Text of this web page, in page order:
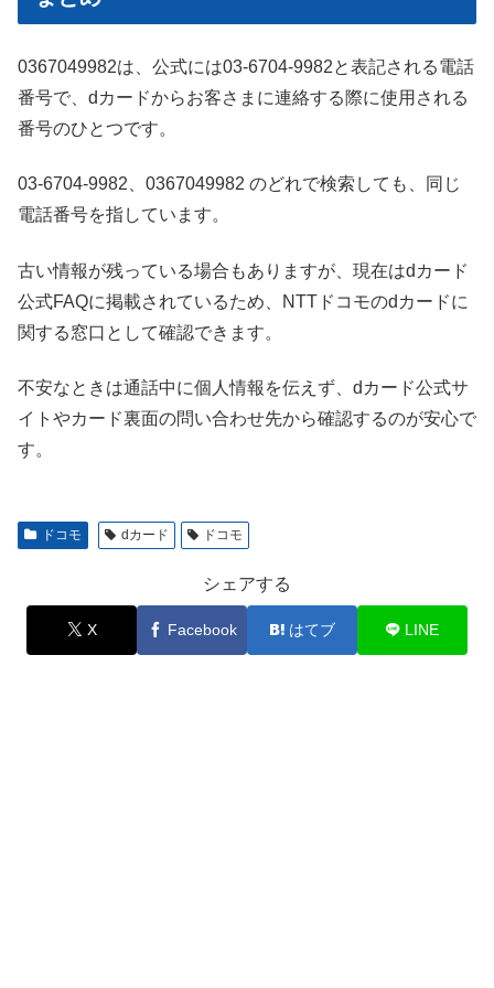
0367049982は、公式には03-6704-9982と表記される電話
番号で、dカードからお客さまに連絡する際に使用される
番号のひとつです。
03-6704-9982、0367049982 のどれで検索しても、同じ
電話番号を指しています。
古い情報が残っている場合もありますが、現在はdカード
公式FAQに掲載されているため、NTTドコモのdカードに
関する窓口として確認できます。
不安なときは通話中に個人情報を伝えず、dカード公式サ
イトやカード裏面の問い合わせ先から確認するのが安心で
す。
ドコモ dカード ドコモ
シェアする
X Facebook はてブ LINE